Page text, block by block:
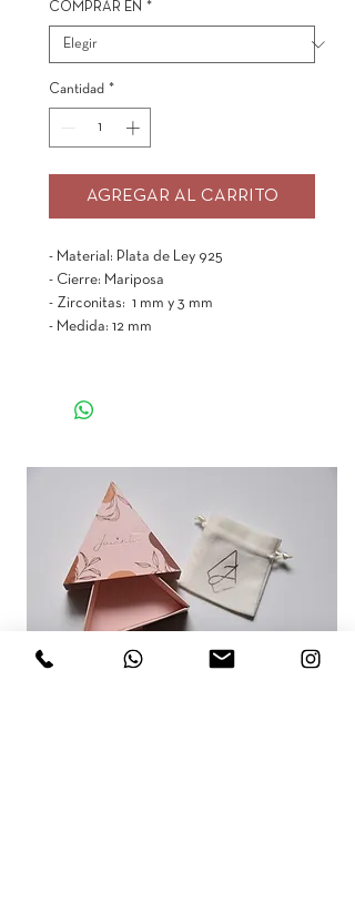
COMPRAR EN *
Cantidad *
AGREGAR AL CARRITO
- Material: Plata de Ley 925
- Cierre: Mariposa
- Zirconitas: 1 mm y 3 mm
- Medida: 12 mm